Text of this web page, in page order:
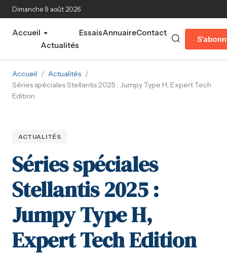
Aller au contenu principal
Dimanche 9 août 2026
Accueil
Actualités
EssaisAnnuaireContact
Accueil / Actualités /
Séries spéciales Stellantis 2025 : Jumpy Type H, Expert Tech
Edition
ACTUALITÉS
Séries spéciales
Stellantis 2025 :
Jumpy Type H,
Expert Tech Edition